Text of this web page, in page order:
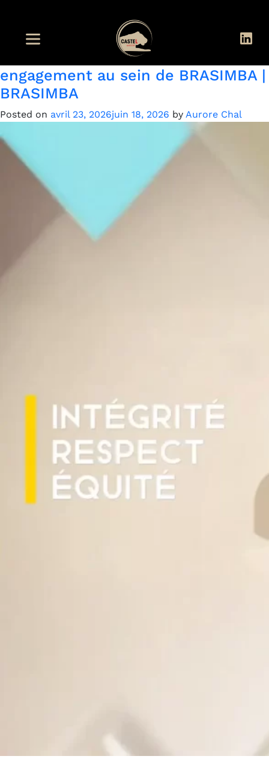
RDC
Dire NON au favoritisme : un
engagement au sein de BRASIMBA |
BRASIMBA
Posted on avril 23, 2026juin 18, 2026 by Aurore Chal